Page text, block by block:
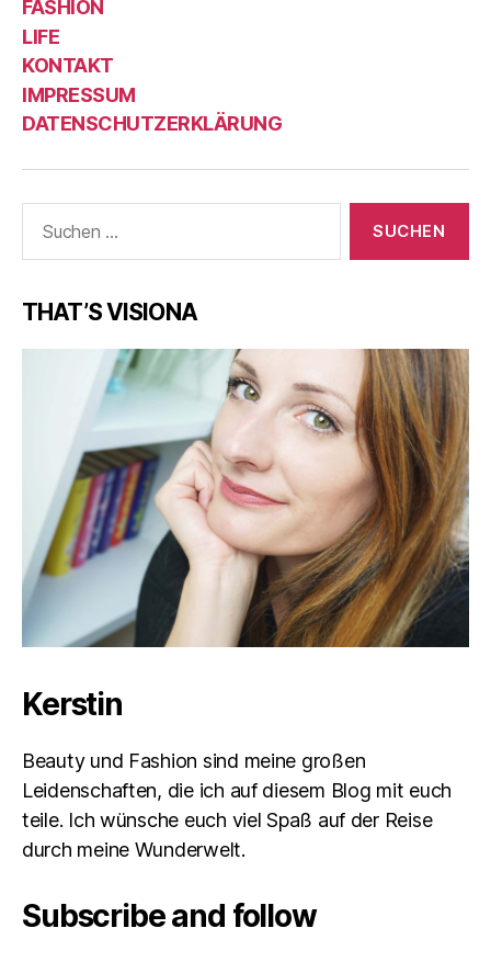
FASHION
LIFE
KONTAKT
IMPRESSUM
DATENSCHUTZERKLÄRUNG
nach:
THAT’S VISIONA
Kerstin
Beauty und Fashion sind meine großen
Leidenschaften, die ich auf diesem Blog mit euch
teile. Ich wünsche euch viel Spaß auf der Reise
durch meine Wunderwelt.
Subscribe and follow